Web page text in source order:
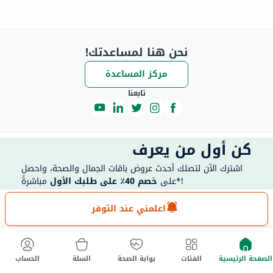
اعلمني عند التوفر
نحن هنا لمساعدتك!
مركز المساعدة
تابعنا
كن أول من يعرف
اشترك الآن لتصلك أحدث عروض باقات الجمال والصحة، واحصل
على خصم 40٪ على طلبك الأول مباشرةً*!
الصفحة الرئيسية الفئات بوابة الصحة السلة الحساب